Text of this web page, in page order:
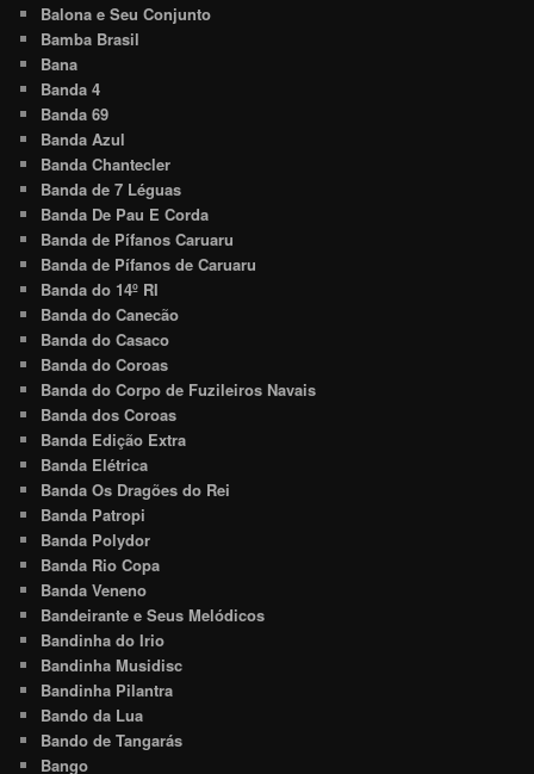
Balona e Seu Conjunto
Bamba Brasil
Bana
Banda 4
Banda 69
Banda Azul
Banda Chantecler
Banda de 7 Léguas
Banda De Pau E Corda
Banda de Pífanos Caruaru
Banda de Pífanos de Caruaru
Banda do 14º RI
Banda do Canecão
Banda do Casaco
Banda do Coroas
Banda do Corpo de Fuzileiros Navais
Banda dos Coroas
Banda Edição Extra
Banda Elétrica
Banda Os Dragões do Rei
Banda Patropi
Banda Polydor
Banda Rio Copa
Banda Veneno
Bandeirante e Seus Melódicos
Bandinha do Irio
Bandinha Musidisc
Bandinha Pilantra
Bando da Lua
Bando de Tangarás
Bango